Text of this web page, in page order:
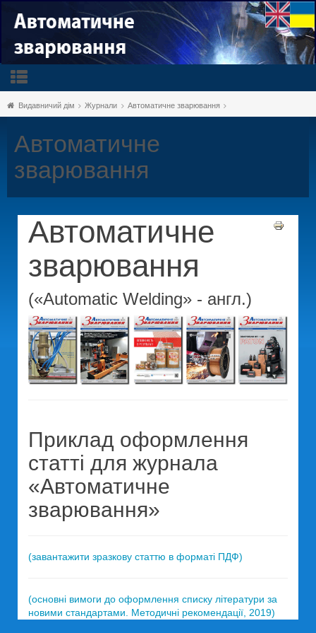
Видавничий дім Журнали Автоматичне зварювання
Автоматичне
зварювання
Автоматичне
зварювання
(«Automatic Welding» - англ.)
Приклад оформлення
статті для журнала
«Автоматичне
зварювання»
(завантажити зразкову статтю в форматі ПДФ)
(основні вимоги до оформлення списку літератури за
новими стандартами. Методичні рекомендації, 2019)